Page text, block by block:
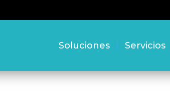
Soluciones Servicios